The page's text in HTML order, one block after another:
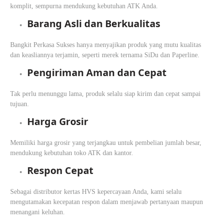
komplit, sempurna mendukung kebutuhan ATK Anda.
Barang Asli dan Berkualitas
Bangkit Perkasa Sukses hanya menyajikan produk yang mutu kualitas
dan keasliannya terjamin, seperti merek ternama SiDu dan Paperline.
Pengiriman Aman dan Cepat
Tak perlu menunggu lama, produk selalu siap kirim dan cepat sampai
tujuan.
Harga Grosir
Memiliki harga grosir yang terjangkau untuk pembelian jumlah besar,
mendukung kebutuhan toko ATK dan kantor.
Respon Cepat
Sebagai distributor kertas HVS kepercayaan Anda, kami selalu
mengutamakan kecepatan respon dalam menjawab pertanyaan maupun
menangani keluhan.